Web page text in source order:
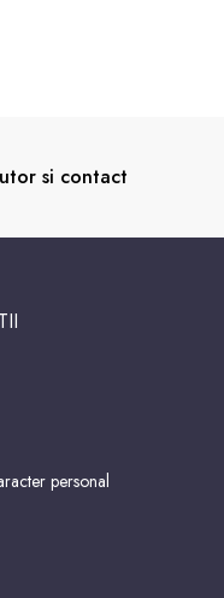
si contact
personal